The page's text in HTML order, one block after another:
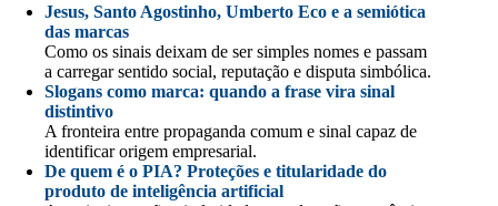
Jesus, Santo Agostinho, Umberto Eco e a semiótica
das marcas
Como os sinais deixam de ser simples nomes e passam
a carregar sentido social, reputação e disputa simbólica.
Slogans como marca: quando a frase vira sinal
distintivo
A fronteira entre propaganda comum e sinal capaz de
identificar origem empresarial.
De quem é o PIA? Proteções e titularidade do
produto de inteligência artificial